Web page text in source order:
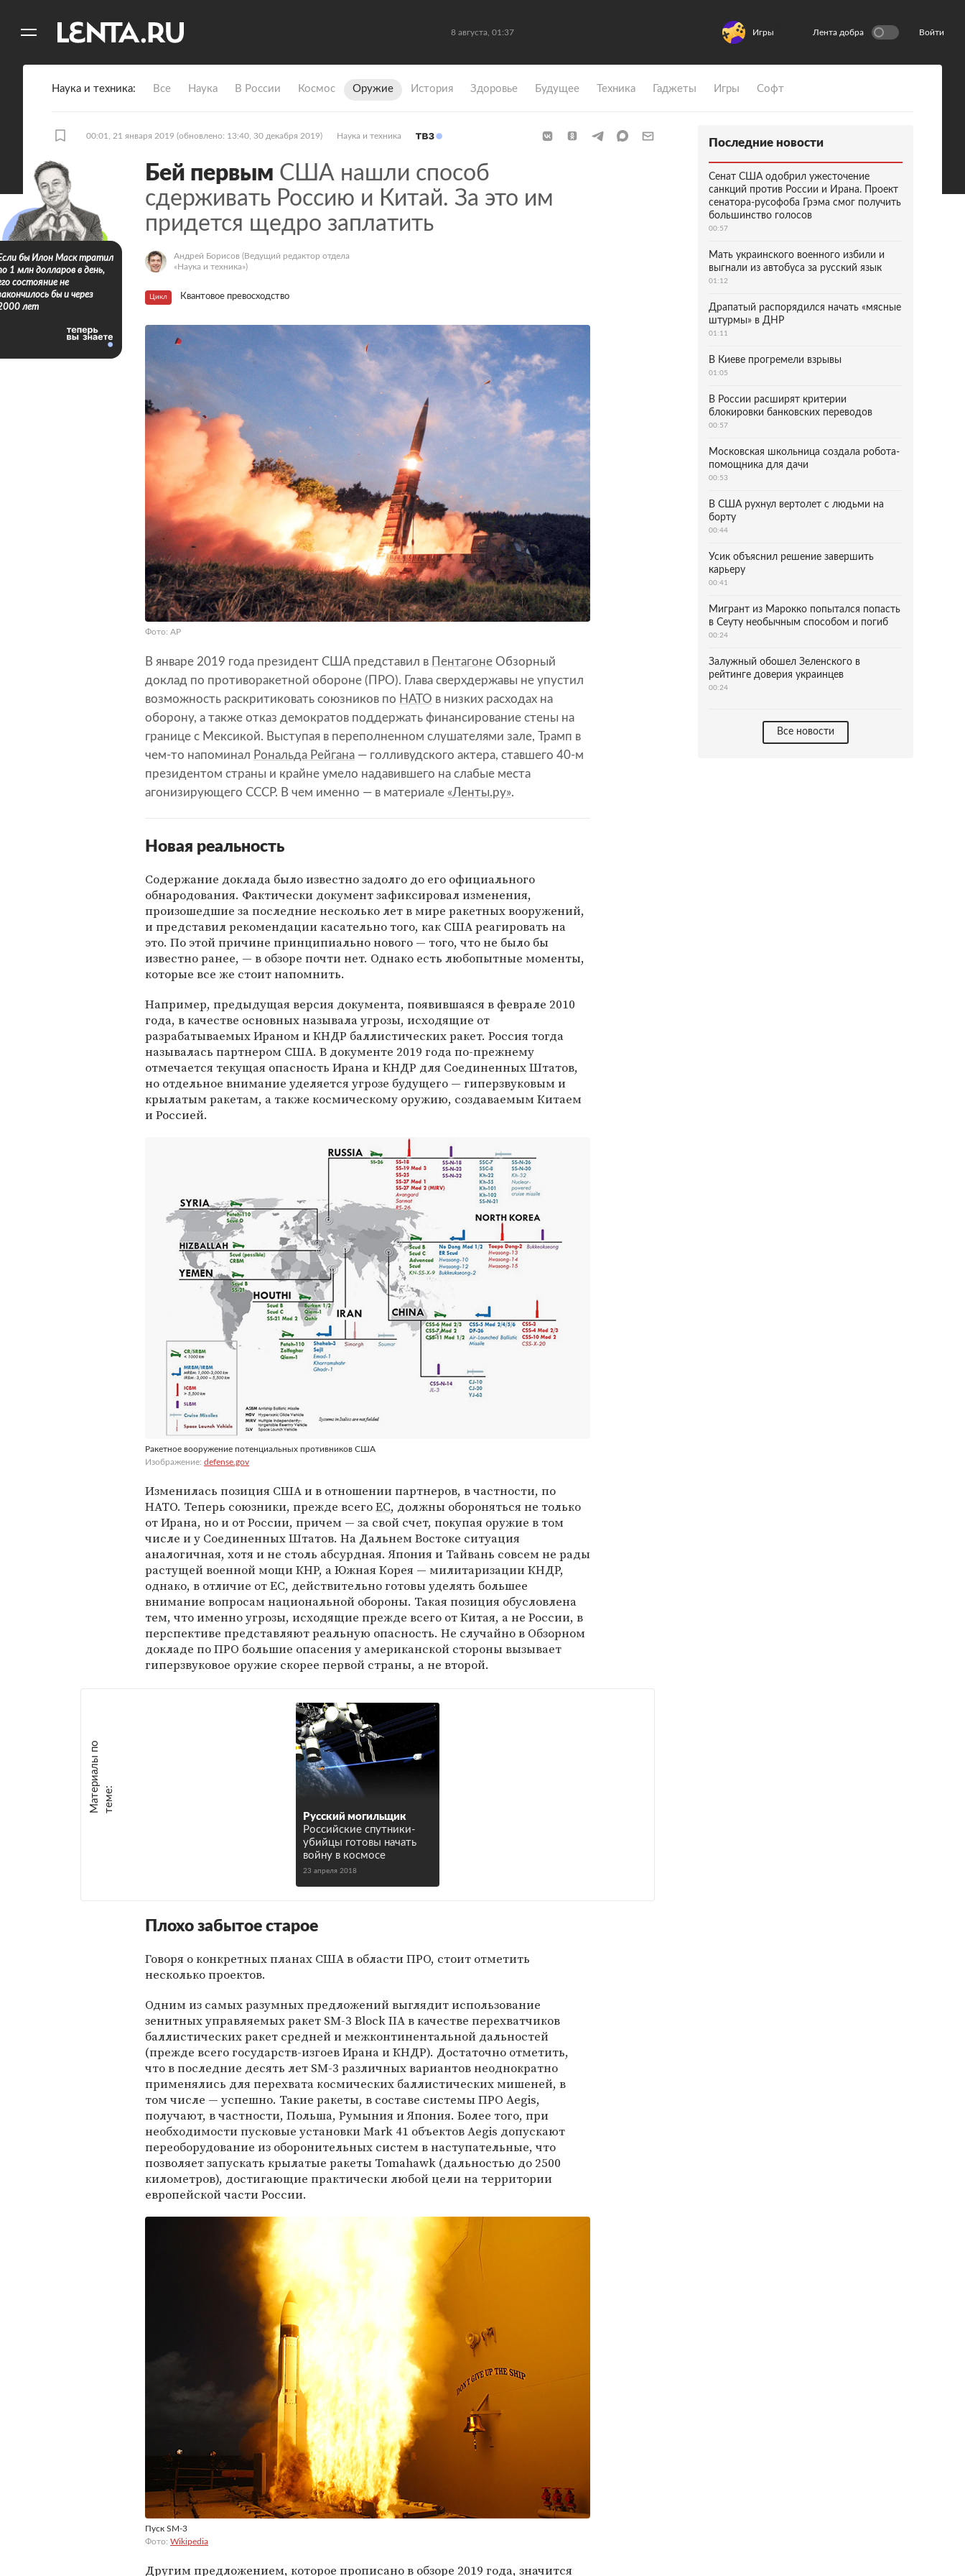
8 августа, 01:37 Игры Лента добра Войти
Наука и техника Все Наука В России Космос Оружие История Здоровье Будущее Техника Гаджеты Игры Софт
00:01, 21 января 2019 (обновлено: 13:40, 30 декабря 2019) Наука и техника
Бей первым США нашли способ
сдерживать Россию и Китай. За это им
придется щедро заплатить
Андрей Борисов (Ведущий редактор отдела
«Наука и техника»)
Цикл Квантовое превосходство
Фото: AP
В январе 2019 года президент США представил в Пентагоне Обзорный
доклад по противоракетной обороне (ПРО). Глава сверхдержавы не упустил
возможность раскритиковать союзников по НАТО в низких расходах на
оборону, а также отказ демократов поддержать финансирование стены на
границе с Мексикой. Выступая в переполненном слушателями зале, Трамп в
чем-то напоминал Рональда Рейгана — голливудского актера, ставшего 40-м
президентом страны и крайне умело надавившего на слабые места
агонизирующего СССР. В чем именно — в материале «Ленты.ру».
Новая реальность
Содержание доклада было известно задолго до его официального
обнародования. Фактически документ зафиксировал изменения,
произошедшие за последние несколько лет в мире ракетных вооружений,
и представил рекомендации касательно того, как США реагировать на
это. По этой причине принципиально нового — того, что не было бы
известно ранее, — в обзоре почти нет. Однако есть любопытные моменты,
которые все же стоит напомнить.
Например, предыдущая версия документа, появившаяся в феврале 2010
года, в качестве основных называла угрозы, исходящие от
разрабатываемых Ираном и КНДР баллистических ракет. Россия тогда
называлась партнером США. В документе 2019 года по-прежнему
отмечается текущая опасность Ирана и КНДР для Соединенных Штатов,
но отдельное внимание уделяется угрозе будущего — гиперзвуковым и
крылатым ракетам, а также космическому оружию, создаваемым Китаем
и Россией.
Ракетное вооружение потенциальных противников США
Изображение: defense.gov
Изменилась позиция США и в отношении партнеров, в частности, по
НАТО. Теперь союзники, прежде всегоЕС, должны обороняться не только
от Ирана, но и от России, причем — за свой счет, покупая оружие в том
числе и у Соединенных Штатов. На Дальнем Востоке ситуация
аналогичная, хотя и не столь абсурдная. Япония и Тайвань совсем не рады
растущей военной мощи КНР, а Южная Корея — милитаризации КНДР,
однако, в отличие от ЕС, действительно готовы уделять большее
внимание вопросам национальной обороны. Такая позиция обусловлена
тем, что именно угрозы, исходящие прежде всего от Китая, а не России, в
перспективе представляют реальную опасность. Не случайно в Обзорном
докладе по ПРО большие опасения у американской стороны вызывает
гиперзвуковое оружие скорее первой страны, а не второй.
М
а
т е
р
и
а
л
ы
п
о
т
е
м
е :
Русский могильщик
Российские спутники-
убийцы готовы начать
войну в космосе
23 апреля 2018
Плохо забытое старое
Говоря о конкретных планах США в области ПРО, стоит отметить
несколько проектов.
Одним из самых разумных предложений выглядит использование
зенитных управляемых ракет SM-3 Block IIA в качестве перехватчиков
баллистических ракет средней и межконтинентальной дальностей
(прежде всего государств-изгоев Ирана и КНДР). Достаточно отметить,
что в последние десять лет SM-3 различных вариантов неоднократно
применялись для перехвата космических баллистических мишеней, в
том числе — успешно. Такие ракеты, в составе системы ПРО Aegis,
получают, в частности, Польша, Румыния и Япония. Более того, при
необходимости пусковые установки Mark 41 объектов Aegis допускают
переоборудование из оборонительных систем в наступательные, что
позволяет запускать крылатые ракеты Tomahawk (дальностью до 2500
километров), достигающие практически любой цели на территории
европейской части России.
Пуск SM-3
Фото: Wikipedia
Другим предложением, которое прописано в обзоре 2019 года, значится
бы Илон Маск тратил
1 млн долларов в день,
состояние не
бы и через
лет
Последние новости
Сенат США одобрил ужесточение
санкций против России и Ирана. Проект
сенатора-русофоба Грэма смог получить
большинство голосов
00:57
Мать украинского военного избили и
выгнали из автобуса за русский язык
01:12
Драпатый распорядился начать «мясные
штурмы» в ДНР
01:11
В Киеве прогремели взрывы
01:05
В России расширят критерии
блокировки банковских переводов
00:57
Московская школьница создала робота-
помощника для дачи
00:53
В США рухнул вертолет с людьми на
борту
00:44
Усик объяснил решение завершить
карьеру
00:41
Мигрант из Марокко попытался попасть
в Сеуту необычным способом и погиб
00:24
Залужный обошел Зеленского в
рейтинге доверия украинцев
00:24
Все новости